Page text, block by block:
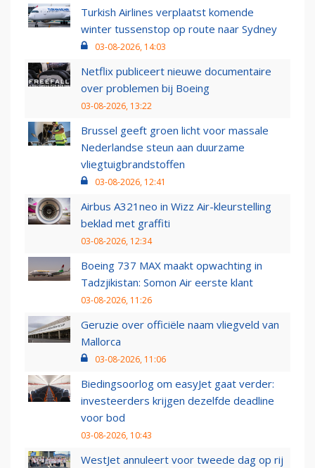
Turkish Airlines verplaatst komende
winter tussenstop op route naar Sydney
03-08-2026, 14:03
Netflix publiceert nieuwe documentaire
over problemen bij Boeing
03-08-2026, 13:22
Brussel geeft groen licht voor massale
Nederlandse steun aan duurzame
vliegtuigbrandstoffen
03-08-2026, 12:41
Airbus A321neo in Wizz Air-kleurstelling
beklad met graffiti
03-08-2026, 12:34
Boeing 737 MAX maakt opwachting in
Tadzjikistan: Somon Air eerste klant
03-08-2026, 11:26
Geruzie over officiële naam vliegveld van
Mallorca
03-08-2026, 11:06
Biedingsoorlog om easyJet gaat verder:
investeerders krijgen dezelfde deadline
voor bod
03-08-2026, 10:43
WestJet annuleert voor tweede dag op rij